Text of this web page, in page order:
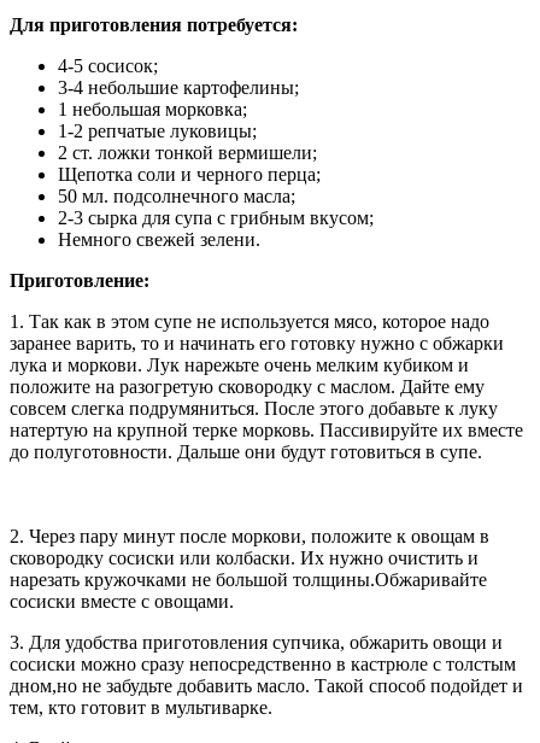
Для приготовления потребуется:
4-5 сосисок;
3-4 небольшие картофелины;
1 небольшая морковка;
1-2 репчатые луковицы;
2 ст. ложки тонкой вермишели;
Щепотка соли и черного перца;
50 мл. подсолнечного масла;
2-3 сырка для супа с грибным вкусом;
Немного свежей зелени.
Приготовление:
1. Так как в этом супе не используется мясо, которое надо
заранее варить, то и начинать его готовку нужно с обжарки
лука и моркови. Лук нарежьте очень мелким кубиком и
положите на разогретую сковородку с маслом. Дайте ему
совсем слегка подрумяниться. После этого добавьте к луку
натертую на крупной терке морковь. Пассивируйте их вместе
до полуготовности. Дальше они будут готовиться в супе.
2. Через пару минут после моркови, положите к овощам в
сковородку сосиски или колбаски. Их нужно очистить и
нарезать кружочками не большой толщины.Обжаривайте
сосиски вместе с овощами.
3. Для удобства приготовления супчика, обжарить овощи и
сосиски можно сразу непосредственно в кастрюле с толстым
дном,но не забудьте добавить масло. Такой способ подойдет и
тем, кто готовит в мультиварке.